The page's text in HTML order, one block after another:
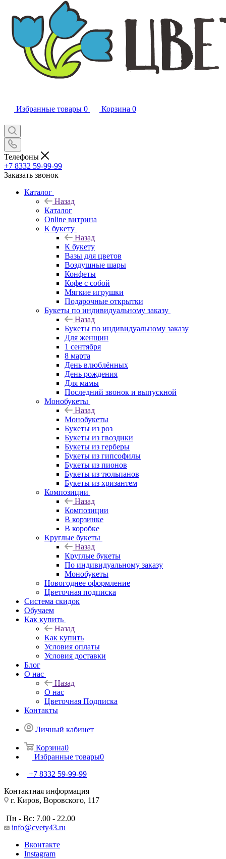
Избранные товары 0 Корзина 0
Телефоны
+7 8332 59-99-99
Заказать звонок
Каталог
Назад
Каталог
Online витрина
К букету
Назад
К букету
Вазы для цветов
Воздушные шары
Конфеты
Кофе с собой
Мягкие игрушки
Подарочные открытки
Букеты по индивидуальному заказу
Назад
Букеты по индивидуальному заказу
Для женщин
1 сентября
8 марта
День влюблённых
День рождения
Для мамы
Последний звонок и выпускной
Монобукеты
Назад
Монобукеты
Букеты из роз
Букеты из гвоздики
Букеты из герберы
Букеты из гипсофилы
Букеты из пионов
Букеты из тюльпанов
Букеты из хризантем
Композиции
Назад
Композиции
В корзинке
В коробке
Круглые букеты
Назад
Круглые букеты
По индивидуальному заказу
Монобукеты
Новогоднее оформление
Цветочная подписка
Система скидок
Обучаем
Как купить
Назад
Как купить
Условия оплаты
Условия доставки
Блог
О нас
Назад
О нас
Цветочная Подписка
Контакты
Личный кабинет
Корзина0
Избранные товары0
+7 8332 59-99-99
Контактная информация
г. Киров, Воровского, 117
Пн - Вс: 7.00 - 22.00
info@cvety43.ru
Вконтакте
Instagram